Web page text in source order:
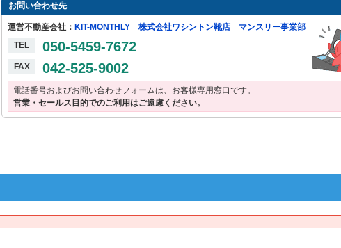
お問い合わせ先
運営不動産会社： KIT-MONTHLY 株式会社ワシントン靴店 マンスリー事業部
TEL
050-5459-7672
FAX 042-525-9002
電話番号およびお問い合わせフォームは、お客様専用窓口です。
営業・セールス目的でのご利用はご遠慮ください。